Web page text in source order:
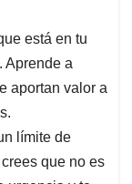
está en tu
Aprende a
aportan valor a
límite de
que no es